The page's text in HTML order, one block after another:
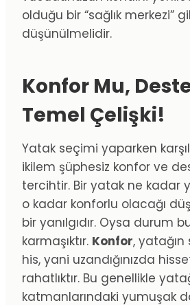
olduğu bir “sağlık merkezi”
düşünülmelidir.
Konfor Mu,
Temel Çelişki!
Yatak seçimi yaparken
ikilem şüphesiz konfor ve
tercihtir. Bir yatak ne kadar
o kadar konforlu olacağı
bir yanılgıdır. Oysa durum
karmaşıktır. Konfor, yatağın
his, yani uzandığınızda
rahatlıktır. Bu genellikle
katmanlarındaki yumuşak